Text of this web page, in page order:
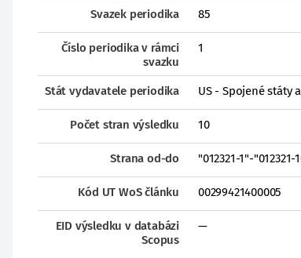
Svazek periodika 85
Číslo periodika v rámci
svazku
1
Stát vydavatele periodika US - Spojené státy
Počet stran výsledku 10
Strana od-do "012321-1"-"012321-
Kód UT WoS článku 00299421400005
EID výsledku v databázi
Scopus
—